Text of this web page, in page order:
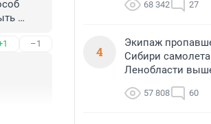
–1
68 342 27
4
Экипаж
Сибири
Ленобласти
57 808 60